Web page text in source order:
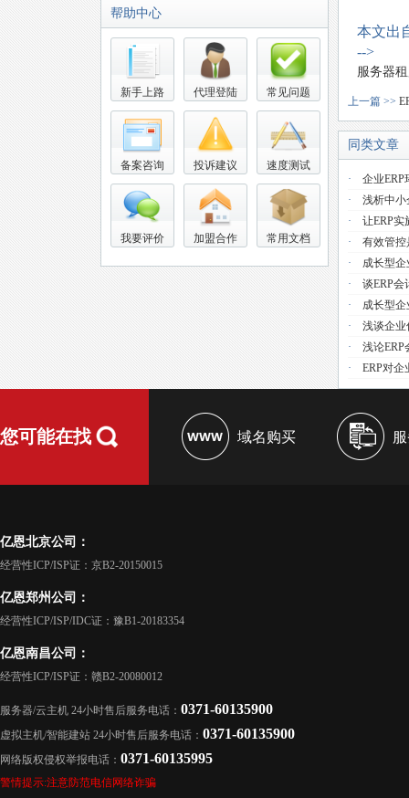
帮助中心
新手上路 代理登陆 常见问题
备案咨询 投诉建议 速度测试
我要评价 加盟合作 常用文档
本文出
-->
服务器
上一篇 >>
同类文章
· 企业ERP
· 浅析中小
· 让ERP实
· 有效管控
· 成长型企
· 谈ERP会
· 成长型企
· 浅谈企业
· 浅论ERP
· ERP对企
您可能在找 域名购买
亿恩北京公司：
经营性ICP/ISP证：京B2-20150015
亿恩郑州公司：
经营性ICP/ISP/IDC证：豫B1-20183354
亿恩南昌公司：
经营性ICP/ISP证：赣B2-20080012
服务器/云主机 24小时售后服务电话： 0371-60135900
虚拟主机/智能建站 24小时售后服务电话： 0371-60135900
网络版权侵权举报电话： 0371-60135995
警情提示:注意防范电信网络诈骗